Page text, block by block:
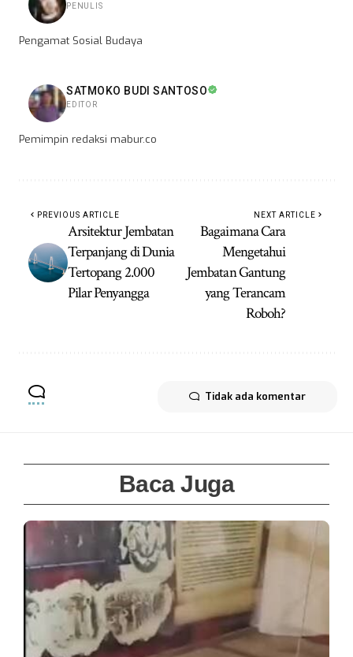
PENULIS
Pengamat Sosial Budaya
SATMOKO BUDI SANTOSO
EDITOR
Pemimpin redaksi mabur.co
PREVIOUS ARTICLE
Arsitektur Jembatan
Terpanjang di Dunia
Tertopang 2.000
Pilar Penyangga
NEXT ARTICLE
Bagaimana Cara
Mengetahui
Jembatan Gantung
yang Terancam
Roboh?
Tidak ada komentar
Baca Juga